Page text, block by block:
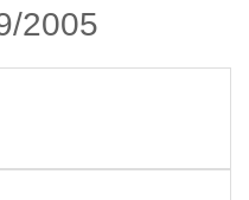
2005